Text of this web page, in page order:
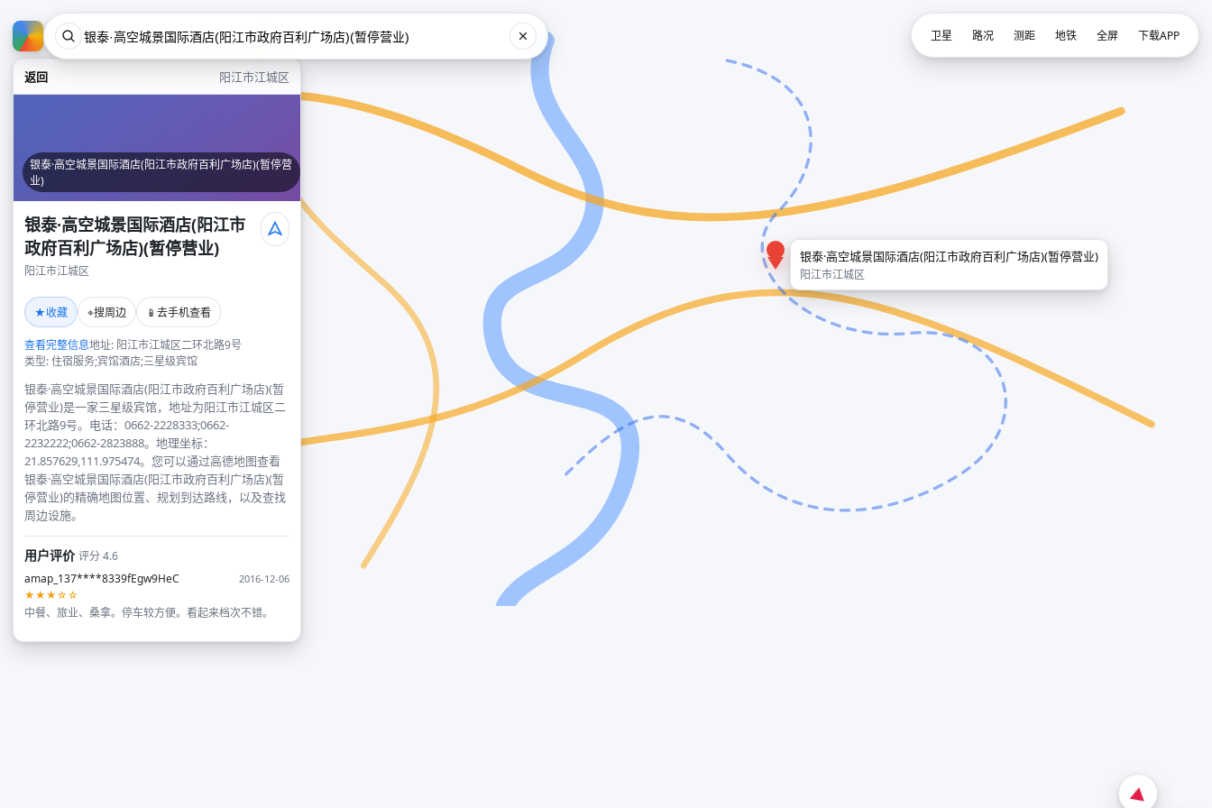
返回 阳江市江城区
银泰·高空城景国际酒店(阳江市政府百利广场店)(暂停营
业)
银泰·高空城景国际酒店(阳江市
政府百利广场店)(暂停营业)
阳江市江城区
★收藏 ⌖搜周边 📱 去手机查看
查看完整信息地址: 阳江市江城区二环北路9号
类型: 住宿服务;宾馆酒店;三星级宾馆
银泰·高空城景国际酒店(阳江市政府百利广场店)(暂
停营业)是一家三星级宾馆，地址为阳江市江城区二
环北路9号。电话：0662-2228333;0662-
2232222;0662-2823888。地理坐标：
21.857629,111.975474。您可以通过高德地图查看
银泰·高空城景国际酒店(阳江市政府百利广场店)(暂
停营业)的精确地图位置、规划到达路线，以及查找
周边设施。
用户评价评分 4.6
amap_137****8339fEgw9HeC
2016-12-06
★★★☆☆
中餐、旅业、桑拿。停车较方便。看起来档次不错。
银泰·高空城景国际酒店(阳江市政府百利广场店)(暂停营业)
阳江市江城区
卫星 路况 测距 地铁 全屏 下载APP